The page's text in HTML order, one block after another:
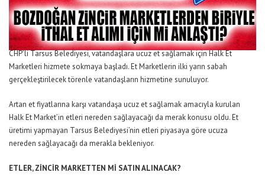
CHP’li Tarsus Belediyesi, vatandaşlara ucuz et sağlamak için Halk Et
Marketleri hizmete sokmaya başladı. Et Marketlerin ilki yarın sabah
gerçekleştirilecek törenle vatandaşların hizmetine sunuluyor.
Artan et fiyatlarına karşı vatandaşa ucuz et sağlamak amacıyla kurulan
Halk Et Market’in etleri nereden sağlayacağı da merak konusu oldu. Et
üretimi yapmayan Tarsus Belediyesi’nin etleri piyasaya göre ucuza
nereden sağlayacağı da merakla bekleniyor.
ETLER, ZİNCİR MARKETTEN Mİ SATIN ALINACAK?